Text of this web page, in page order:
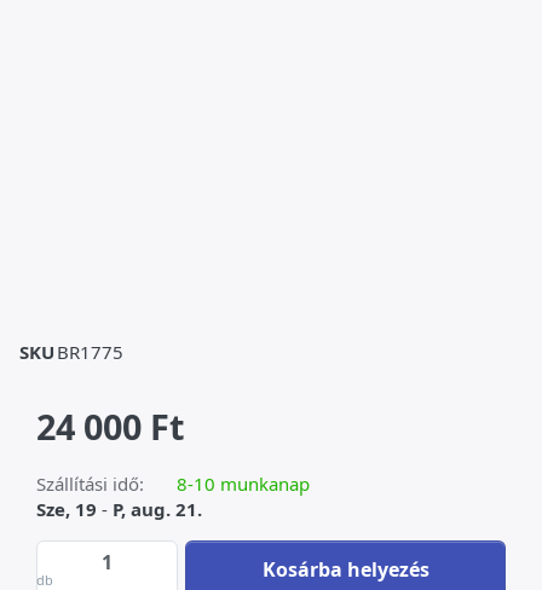
SKU BR1775
24 000 Ft
Szállítási idő:
8-10 munkanap
Sze, 19 - P, aug. 21.
db
Üvegkolibri - muranoi stílus at 24 000 Ft,
Kosárba helyezés